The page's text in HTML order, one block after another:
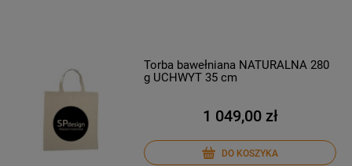
Torba bawełniana NATURALNA 280
g UCHWYT 35 cm
1 049,00 zł
DO KOSZYKA